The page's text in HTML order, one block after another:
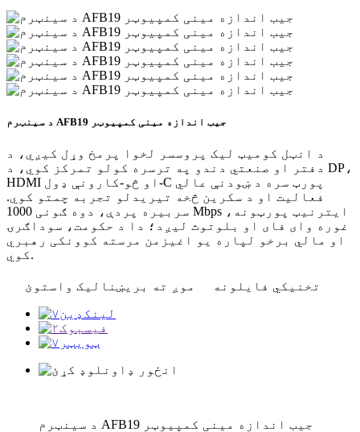
د سینټرم AFB19 جیب اندازه مینی کمپیوټر
د انټل کومیټ لیک پروسسر لخوا پرمخ وړل کیږي، د
دفتر او صنعتي دندو په ترسره کولو تمرکز کوي، د DP،
HDMI او څو-کارونې ډول-C پورټ سره د ښودنې عالي
فعالیت او د سکرین څخه تیریدلو تجربه چمتو کوي.
سربیره پردې، دوه ګونی 1000 Mbps ایترنیټ پورټونه،
غوره وای فای او بلوتوث لیږد؛ دا د حکومت، سوداګرۍ
او مالي برخو لپاره یو اغیزمن مرسته کوونکی رهبري
کوي.
تخنیکي فایلونه موږ ته بریښنالیک واستوئ
د سینټرم AFB19 جیب اندازه مینی کمپیوټر